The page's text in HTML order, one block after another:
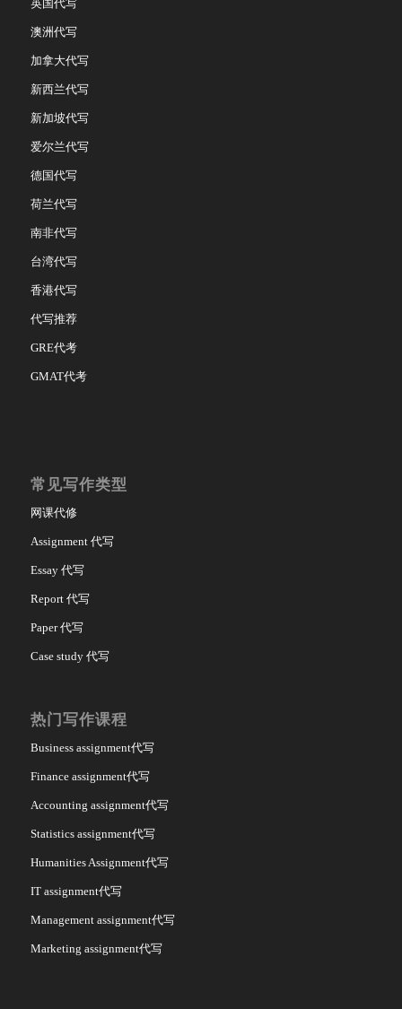
英国代写
澳洲代写
加拿大代写
新西兰代写
新加坡代写
爱尔兰代写
德国代写
荷兰代写
南非代写
台湾代写
香港代写
代写推荐
GRE代考
GMAT代考
常见写作类型
网课代修
Assignment 代写
Essay 代写
Report 代写
Paper 代写
Case study 代写
热门写作课程
Business assignment代写
Finance assignment代写
Accounting assignment代写
Statistics assignment代写
Humanities Assignment代写
IT assignment代写
Management assignment代写
Marketing assignment代写